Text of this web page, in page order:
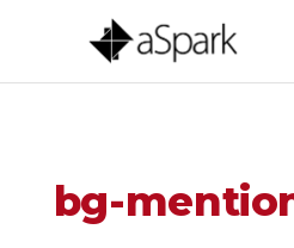
bg-